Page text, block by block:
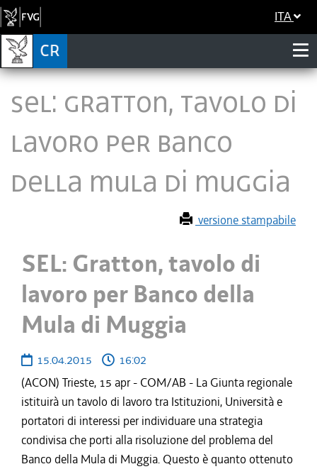
ITA
SEL: Gratton, tavolo di
lavoro per Banco
della Mula di Muggia
versione stampabile
SEL: Gratton, tavolo di
lavoro per Banco della
Mula di Muggia
15.04.2015
16:02
(ACON) Trieste, 15 apr - COM/AB - La Giunta regionale
istituirà un tavolo di lavoro tra Istituzioni, Università e
portatori di interessi per individuare una strategia
condivisa che porti alla risoluzione del problema del
Banco della Mula di Muggia. Questo è quanto ottenuto